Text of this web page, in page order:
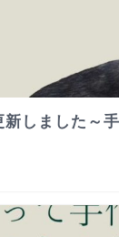
しました～